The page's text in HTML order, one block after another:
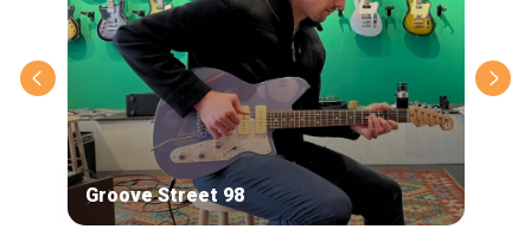
Groove Street 98